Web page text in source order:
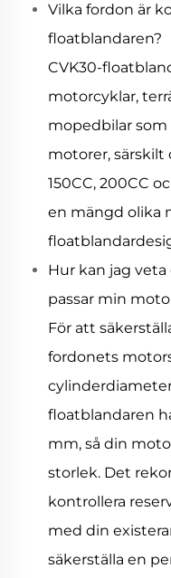
Vilka fordon är
floatblandaren?
CVK30-
motorcyklar,
mopedbilar som
motorer,
150CC, 200CC
en mängd olika
Hur kan jag
passar min
För att
fordonets
floatblandaren
mm, så din
storlek. Det
kontrollera
med din
säkerställa en